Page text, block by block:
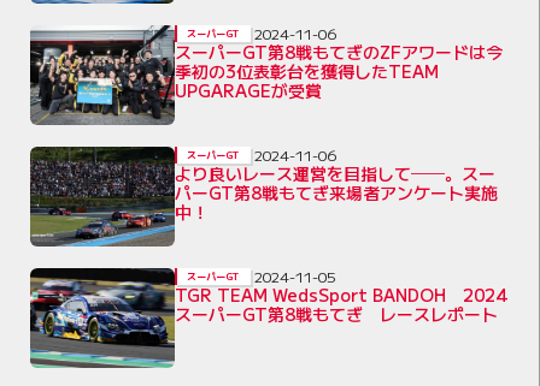
スーパーGT第8戦もてぎのZFアワードは今
季初の3位表彰台を獲得したTEAM
UPGARAGEが受賞
スーパーGT 2024-11-06
より良いレース運営を目指して──。スー
パーGT第8戦もてぎ来場者アンケート実施
中！
スーパーGT 2024-11-06
TGR TEAM WedsSport BANDOH 2024
スーパーGT第8戦もてぎ レースレポート
スーパーGT 2024-11-05